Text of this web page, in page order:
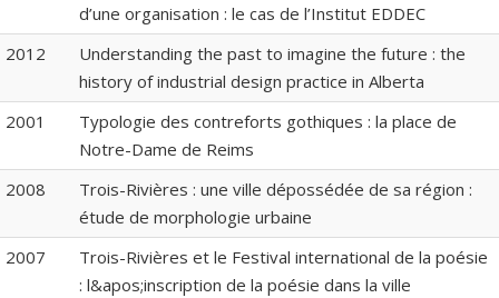
d’une organisation : le cas de l’Institut EDDEC
2012
Understanding the past to imagine the future : the
history of industrial design practice in Alberta
2001
Typologie des contreforts gothiques : la place de
Notre-Dame de Reims
2008
Trois-Rivières : une ville dépossédée de sa région :
étude de morphologie urbaine
2007
Trois-Rivières et le Festival international de la poésie
: l&apos;inscription de la poésie dans la ville